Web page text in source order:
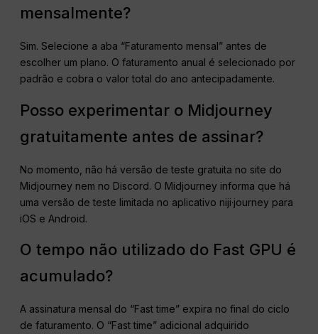
mensalmente?
Sim. Selecione a aba “Faturamento mensal” antes de
escolher um plano. O faturamento anual é selecionado por
padrão e cobra o valor total do ano antecipadamente.
Posso experimentar o Midjourney
gratuitamente antes de assinar?
No momento, não há versão de teste gratuita no site do
Midjourney nem no Discord. O Midjourney informa que há
uma versão de teste limitada no aplicativo niji·journey para
iOS e Android.
O tempo não utilizado do Fast GPU é
acumulado?
A assinatura mensal do “Fast time” expira no final do ciclo
de faturamento. O “Fast time” adicional adquirido